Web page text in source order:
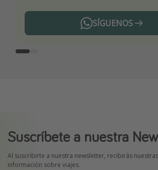
SÍGUENOS
Telegram
Suscríbete a nuestra
Al suscribirte a nuestra newsletter, recibirás
información sobre viajes.